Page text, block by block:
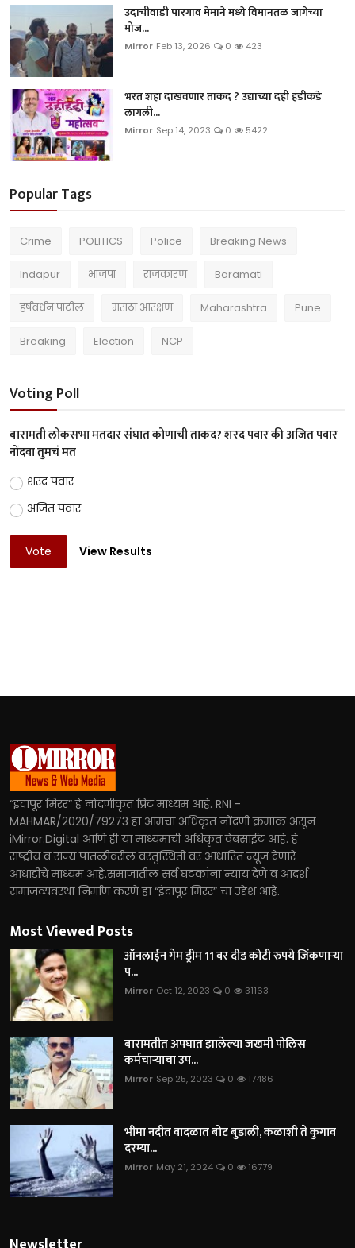
उदाचीवाडी पारगाव मेमाने मध्ये विमानतळ जागेच्या
मोज...
Mirror Feb 13, 2026 0 423
भरत शहा दाखवणार ताकद ? उद्याच्या दही हंडीकडे
लागली...
Mirror Sep 14, 2023 0 5422
Popular Tags
Crime POLITICS Police Breaking News
Indapur भाजपा राजकारण Baramati
हर्षवर्धन पाटील मराठा आरक्षण Maharashtra Pune
Breaking Election NCP
Voting Poll
बारामती लोकसभा मतदार संघात कोणाची ताकद? शरद पवार की अजित पवार
नोंदवा तुमचं मत
शरद पवार
अजित पवार
Vote View Results
“इंदापूर मिरर” हे नोंदणीकृत प्रिंट माध्यम आहे. RNI -
MAHMAR/2020/79273 हा आमचा अधिकृत नोंदणी क्रमांक असून
iMirror.Digital आणि ही या माध्यमाची अधिकृत वेबसाईट आहे. हे
राष्ट्रीय व राज्य पातळीवरील वस्तुस्थिती वर आधारित न्यूज देणारे
आधाडीचे माध्यम आहे.समाजातील सर्व घटकांना न्याय देणे व आदर्श
समाजव्यवस्था निर्माण करणे हा “इंदापूर मिरर” चा उद्देश आहे.
Most Viewed Posts
ऑनलाईन गेम ड्रीम 11 वर दीड कोटी रुपये जिंकणाऱ्या
प...
Mirror Oct 12, 2023 0 31163
बारामतीत अपघात झालेल्या जखमी पोलिस
कर्मचाऱ्याचा उप...
Mirror Sep 25, 2023 0 17486
भीमा नदीत वादळात बोट बुडाली, कळाशी ते कुगाव
दरम्या...
Mirror May 21, 2024 0 16779